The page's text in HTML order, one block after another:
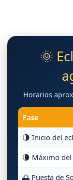
🌞
Horarios
Fase
🌗 Inicio del
🌘 Máximo del
🌅 Puesta de